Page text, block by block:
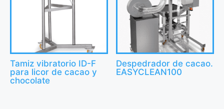
Tamiz vibratorio ID-F
para licor de cacao y
chocolate
Despedrador de cacao.
EASYCLEAN100